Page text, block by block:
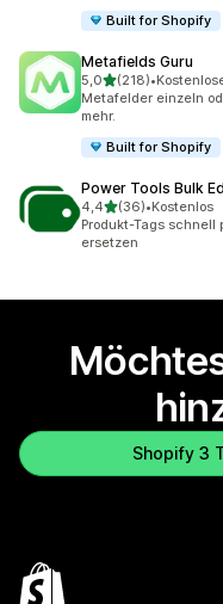
Built for Shopify
Metafields Guru
5,0von 5 Sternen
(218)
218 Rezensionen
•
Metafelder einzeln
mehr.
Built for Shopify
Power Tools Bulk
4,4von 5 Sternen
(36)
36 Rezensionen
•Kostenlos
Produkt-Tags
ersetzen
Shopify 3